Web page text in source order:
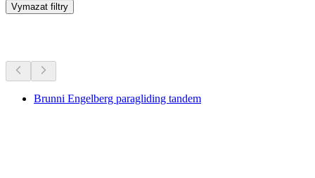
Vymazat filtry
Brunni Engelberg paragliding tandem